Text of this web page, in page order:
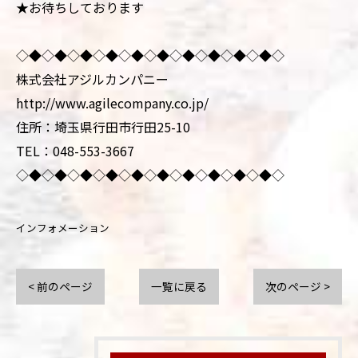
★お待ちしております
◇◆◇◆◇◆◇◆◇◆◇◆◇◆◇◆◇◆◇◆◇
株式会社アジルカンパニー
http://www.agilecompany.co.jp/
住所：埼玉県行田市行田25-10
TEL：048-553-3667
◇◆◇◆◇◆◇◆◇◆◇◆◇◆◇◆◇◆◇◆◇
インフォメーション
< 前のページ 一覧に戻る 次のページ >